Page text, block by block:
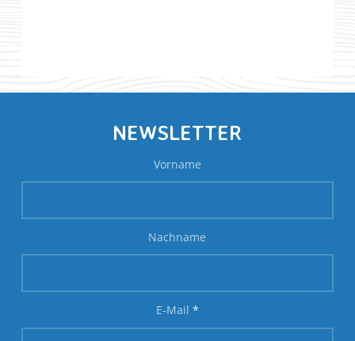
NEWSLETTER
Vorname
Nachname
E-Mail *